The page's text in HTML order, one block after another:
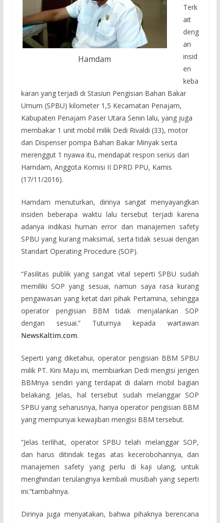
Hamdam
Terk
ait
deng
an
insid
en
keba
karan yang terjadi di Stasiun Pengisian Bahan Bakar
Umum (SPBU) kilometer 1,5 Kecamatan Penajam,
Kabupaten Penajam Paser Utara Senin lalu, yang juga
membakar 1 unit mobil milik Dedi Rivaldi (33), motor
dan Dispenser pompa Bahan Bakar Minyak serta
merenggut 1 nyawa itu, mendapat respon serius dari
Hamdam, Anggota Komisi II DPRD PPU, Kamis
(17/11/2016).
Hamdam menuturkan, dirinya sangat menyayangkan
insiden beberapa waktu lalu tersebut terjadi karena
adanya indikasi human error dan manajemen safety
SPBU yang kurang maksimal, serta tidak sesuai dengan
Standart Operating Procedure (SOP).
“Fasilitas publik yang sangat vital seperti SPBU sudah
memiliki SOP yang sesuai, namun saya rasa kurang
pengawasan yang ketat dari pihak Pertamina, sehingga
operator pengisian BBM tidak menjalankan SOP
dengan sesuai.” Tuturnya kepada wartawan
NewsKaltim.com.
Seperti yang diketahui, operator pengisian BBM SPBU
milik PT. Kini Maju ini, membiarkan Dedi mengisi jerigen
BBMnya sendiri yang terdapat di dalam mobil bagian
belakang. Jelas, hal tersebut sudah melanggar SOP
SPBU yang seharusnya, hanya operator pengisian BBM
yang mempunyai kewajiban mengisi BBM tersebut.
“Jelas terlihat, operator SPBU telah melanggar SOP,
dan harus ditindak tegas atas kecerobohannya, dan
manajemen safety yang perlu di kaji ulang, untuk
menghindari terulangnya kembali musibah yang seperti
ini.”tambahnya.
Dirinya juga menyatakan, bahwa pihaknya berencana